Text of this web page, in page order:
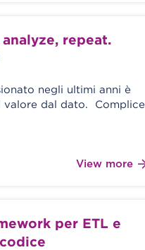
repeat.
negli ultimi anni è
valore dal dato. Complice
View more
per ETL e